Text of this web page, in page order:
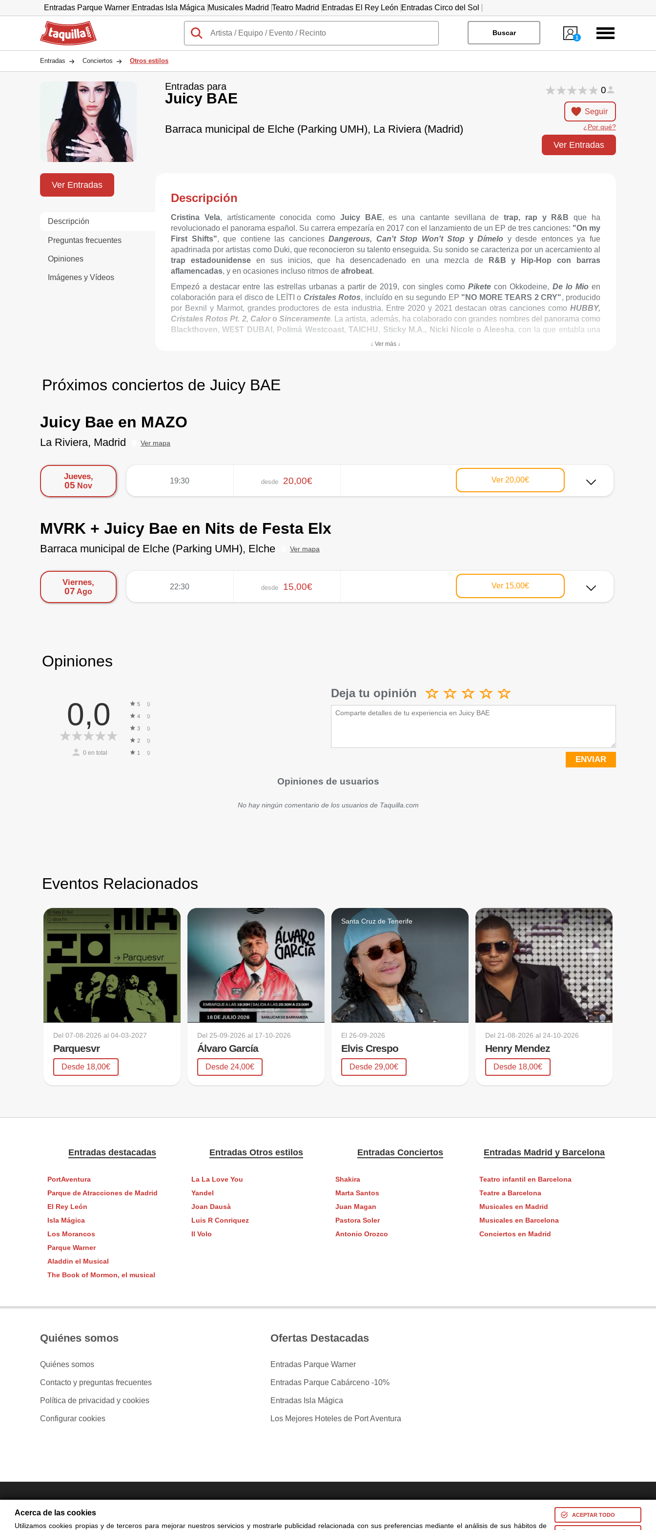
Entradas Parque Warner Entradas Isla Mágica Musicales Madrid Teatro Madrid Entradas El Rey León Entradas Circo del Sol
Taquilla.com
Buscar
1
Menú
Entradas Conciertos Otros estilos
Entradas para
Juicy BAE
Barraca municipal de Elche (Parking UMH), La Riviera (Madrid)
0
Seguir
¿Por qué?
Ver Entradas
Ver Entradas
Descripción
Preguntas frecuentes
Opiniones
Imágenes y Vídeos
Descripción
Cristina Vela, artísticamente conocida como Juicy BAE, es una cantante sevillana detrap, rap y R&Bque ha
revolucionado el panorama español. Su carrera empezaría en 2017 con el lanzamiento de un EP de tres canciones: "On my
First Shifts", que contiene las cancionesDangerous, Can't Stop Won't Stop yDímelo y desde entonces ya fue
apadrinada por artistas como Duki, que reconocieron su talento enseguida. Su sonido se caracteriza por un acercamiento al
trap estadounidenseen sus inicios, que ha desencadenado en una mezcla de
R&B y Hip-Hop con barras
aflamencadas, y en ocasiones incluso ritmos de afrobeat.
Empezó a destacar entre las estrellas urbanas a partir de 2019, con singles comoPikete con Okkodeine, De lo Mioen
colaboración para el disco de LEÏTI o Cristales Rotos, incluído en su segundo EP "NO MORE TEARS 2 CRY", producido
por Bexnil y Marmot, grandes productores de esta industria. Entre 2020 y 2021 destacan otras canciones como HUBBY,
Cristales Rotos Pt. 2, Caloro Sinceramente.
La artista, además, ha colaborado con grandes nombres del panorama como
Blackthoven, WE$T DUBAI, Polimá Westcoast, TAICHU, Sticky M.A., Nicki Nicole o Aleesha, con la que entabla una
"La noche ke me muera".
perfecta de Autotune. La artista ha actuado en grandes escenarios como Sónar, Primavera Sound, Festival BAM y el
Lollapalooza de Argentina
↓ Ver más ↓
Próximos conciertos de Juicy BAE
Juicy Bae en MAZO
La Riviera, Madrid Ver mapa
Jueves,
05 Nov
19:30 desde 20,00€ Ver 20,00€
MVRK + Juicy Bae en Nits de Festa Elx
Barraca municipal de Elche (Parking UMH), Elche Ver mapa
Viernes,
07 Ago
22:30 desde 15,00€ Ver 15,00€
Opiniones
0,0
0 en total
5 0
4 0
3 0
2 0
1 0
Deja tu opinión
ENVIAR
Opiniones de usuarios
No hay ningún comentario de los usuarios de Taquilla.com
Eventos Relacionados
Del07-08-2026 al04-03-2027
Parquesvr
Desde 18,00€
Del25-09-2026 al 17-10-2026
Álvaro García
Desde 24,00€
Santa Cruz de Tenerife
El26-09-2026
Elvis Crespo
Desde 29,00€
Del21-08-2026 al24-10-2026
Henry Mendez
Desde 18,00€
Entradas destacadas
PortAventura
Parque de Atracciones de Madrid
El Rey León
Isla Mágica
Los Morancos
Parque Warner
Aladdin el Musical
The Book of Mormon, el musical
Entradas Otros estilos
La La Love You
Yandel
Joan Dausà
Luis R Conriquez
Il Volo
Entradas Conciertos
Shakira
Marta Santos
Juan Magan
Pastora Soler
Antonio Orozco
Entradas Madrid y Barcelona
Teatro infantil en Barcelona
Teatre a Barcelona
Musicales en Madrid
Musicales en Barcelona
Conciertos en Madrid
Quiénes somos
Quiénes somos
Contacto y preguntas frecuentes
Política de privacidad y cookies
Configurar cookies
Ofertas Destacadas
Entradas Parque Warner
Entradas Parque Cabárceno -10%
Entradas Isla Mágica
Los Mejores Hoteles de Port Aventura
© Copyright 2014-2026 Ociocultura Network SL - All Rights Reserved
Acerca de las cookies
Utilizamos cookies propias y de terceros para mejorar nuestros servicios y mostrarle publicidad relacionada con sus preferencias mediante el análisis de sus hábitos de
ACEPTAR TODO